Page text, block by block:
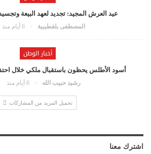
عيد العرش المجيد: تجديد لعهد البيعة
المصطفى بلقطيبية 6 أيام منذ
أخبار الوطن
أسود الأطلس يحظون باستقبال ملكي خلال
رشيد حبيب الله 6 أيام منذ
تحميل المزيد من المشاركات
اشترك معنا